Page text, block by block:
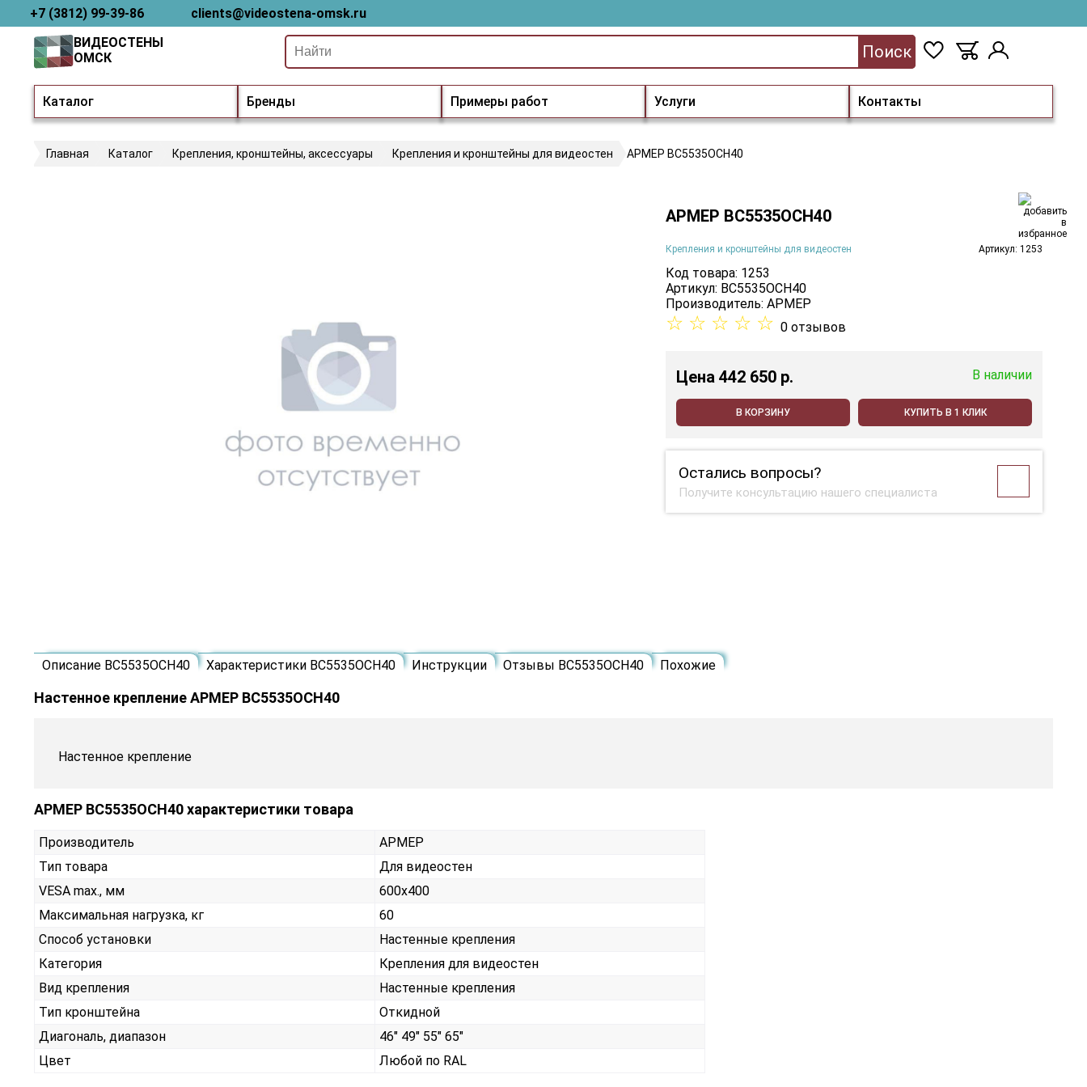
+7 (3812) 99-39-86 clients@videostena-omsk.ru
Каталог Бренды Примеры работ Услуги Контакты
ВИДЕОСТЕНЫ
ОМСК
Поиск
Главная Каталог Крепления, кронштейны, аксессуары Крепления и кронштейны для видеостен АРМЕР ВС5535ОСН40
АРМЕР ВС5535ОСН40
Крепления и кронштейны для видеостен Артикул: 1253
Код товара: 1253
Артикул: ВС5535ОСН40
Производитель:АРМЕР
☆ ☆ ☆ ☆ ☆ 0 отзывов
Цена442 650 p. В наличии
В КОРЗИНУ КУПИТЬ В 1 КЛИК
Остались вопросы?
Получите консультацию нашего специалиста
Описание ВС5535ОСН40 Характеристики ВС5535ОСН40 Инструкции Отзывы ВС5535ОСН40 Похожие
Настенное крепление АРМЕР ВС5535ОСН40
Настенное крепление
АРМЕР ВС5535ОСН40 характеристики товара
Производитель
АРМЕР
Тип товара
Для видеостен
VESA max., мм
600х400
Максимальная нагрузка, кг
60
Способ установки
Настенные крепления
Категория
Крепления для видеостен
Вид крепления
Настенные крепления
Тип кронштейна
Откидной
Диагональ, диапазон
46" 49" 55" 65"
Цвет
Любой по RAL